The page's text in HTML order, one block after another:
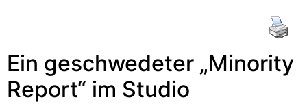
Ein geschwedeter „Minority
Report“ im Studio